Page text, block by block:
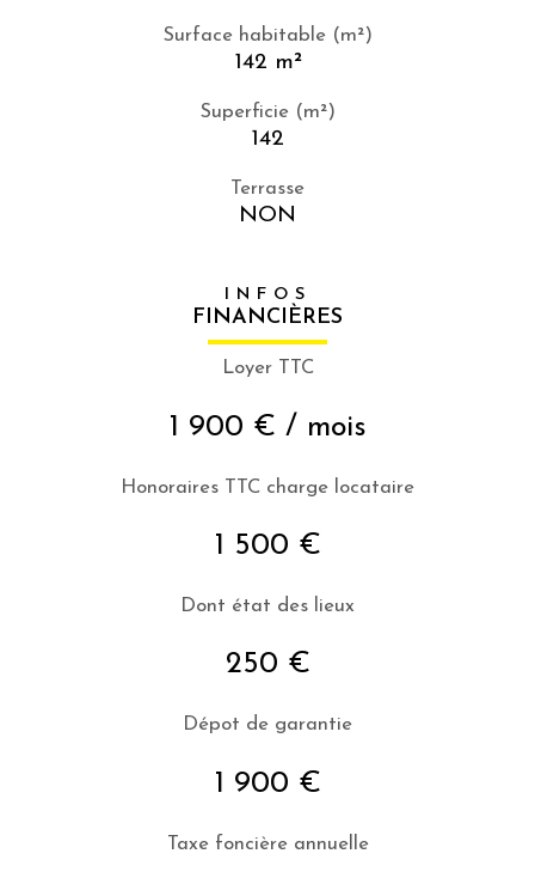
Surface habitable (m²)
142 m²
Superficie (m²)
142
Terrasse
NON
INFOS
FINANCIÈRES
Loyer TTC
1 900 € / mois
Honoraires TTC charge locataire
1 500 €
Dont état des lieux
250 €
Dépot de garantie
1 900 €
Taxe foncière annuelle